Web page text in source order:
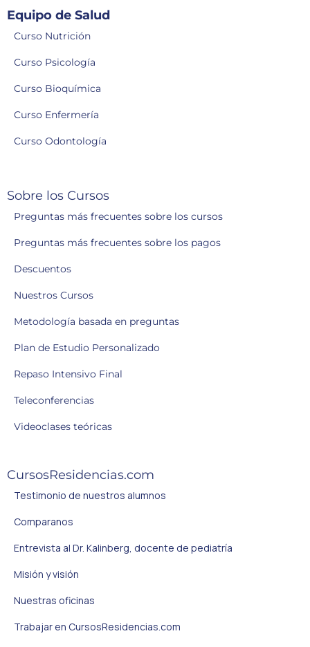
Equipo de Salud
Curso Nutrición
Curso Psicología
Curso Bioquímica
Curso Enfermería
Curso Odontología
Sobre los Cursos
Preguntas más frecuentes sobre los cursos
Preguntas más frecuentes sobre los pagos
Descuentos
Nuestros Cursos
Metodología basada en preguntas
Plan de Estudio Personalizado
Repaso Intensivo Final
Teleconferencias
Videoclases teóricas
CursosResidencias.com
Testimonio de nuestros alumnos
Comparanos
Entrevista al Dr. Kalinberg, docente de pediatría
Misión y visión
Nuestras oficinas
Trabajar en CursosResidencias.com